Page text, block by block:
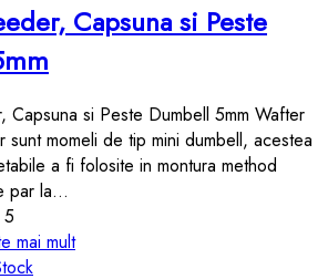
Capsuna si Peste
Capsuna si Peste Dumbell 5mm Wafter
sunt momeli de tip mini dumbell, acestea
a fi folosite in montura method
par la…
mai mult